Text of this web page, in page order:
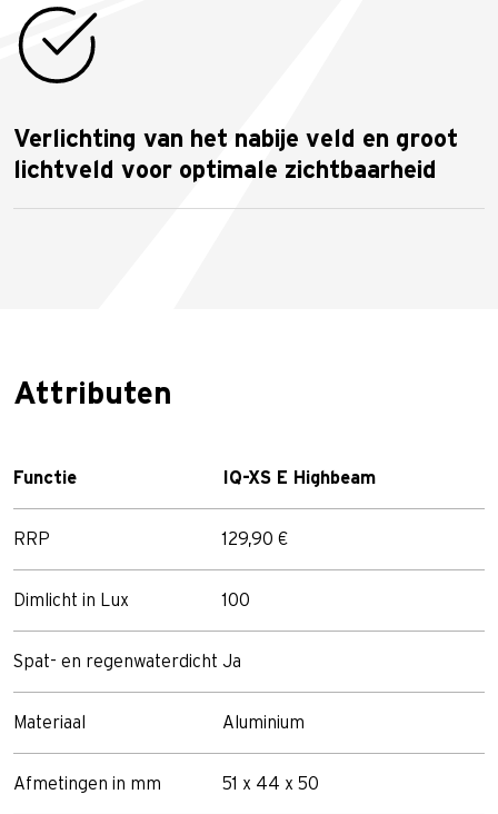
Verlichting van het nabije veld en groot
lichtveld voor optimale zichtbaarheid
Attributen
Functie IQ-XS E Highbeam
RRP 129,90 €
Dimlicht in Lux 100
Spat- en regenwaterdicht Ja
Materiaal Aluminium
Afmetingen in mm 51 x 44 x 50